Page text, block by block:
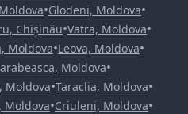
•Glodeni, Moldova•
Chișinău•Vatra, Moldova•
Moldova•Leova, Moldova•
Moldova•
Moldova•Taraclia, Moldova•
Moldova•Criuleni, Moldova•